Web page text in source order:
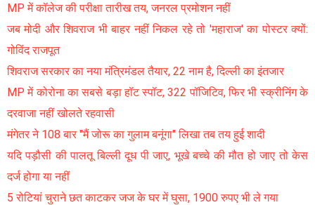
MP में कॉलेज की परीक्षा तारीख तय, जनरल प्रमोशन नहीं
जब मोदी और शिवराज भी बाहर नहीं निकल रहे तो 'महाराज' का पोस्टर क्यों:
गोविंद राजपूत
शिवराज सरकार का नया मंत्रिमंडल तैयार, 22 नाम है, दिल्ली का इंतजार
MP में कोरोना का सबसे बड़ा हॉट स्पॉट, 322 पॉजिटिव, फिर भी स्क्रीनिंग के
दरवाजा नहीं खोलते रहवासी
मंगेतर ने 108 बार "मैं जोरू का गुलाम बनूंगा" लिखा तब तय हुई शादी
यदि पड़ौसी की पालतू बिल्ली दूध पी जाए, भूखे बच्चे की मौत हो जाए तो केस
दर्ज होगा या नहीं
5 रोटियां चुराने छत काटकर जज के घर में घुसा, 1900 रुपए भी ले गया